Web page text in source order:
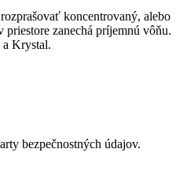
koncentrovaný, alebo
zanechá príjemnú vôňu.
a Krystal.
bezpečnostných údajov.